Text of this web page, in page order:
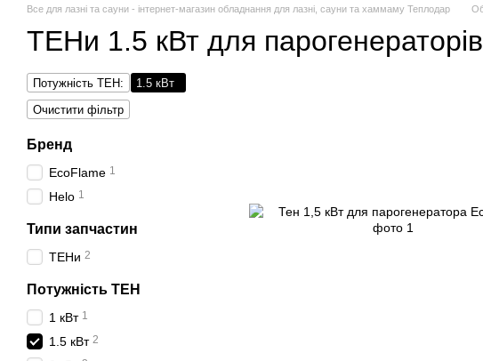
Все для лазні та сауни - інтернет-магазин обладнання для лазні, сауни та хаммаму Теплодар
ТЕНи 1.5 кВт для парогенераторів
Потужність ТЕН:
1.5 кВт
Очистити фільтр
Бренд
EcoFlame 1
Helo 1
Типи запчастин
ТЕНи 2
Потужність ТЕН
1 кВт 1
1.5 кВт 2